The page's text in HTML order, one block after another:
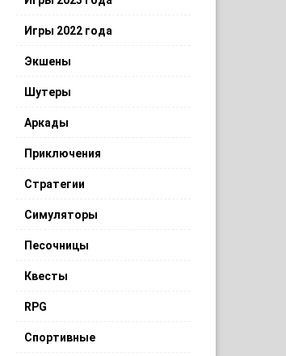
Игры 2022 года
Экшены
Шутеры
Аркады
Приключения
Стратегии
Симуляторы
Песочницы
Квесты
RPG
Спортивные